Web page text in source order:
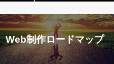
Web制作ロードマップ